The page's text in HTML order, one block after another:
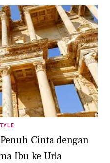
Cinta dengan
Ibu ke Urla